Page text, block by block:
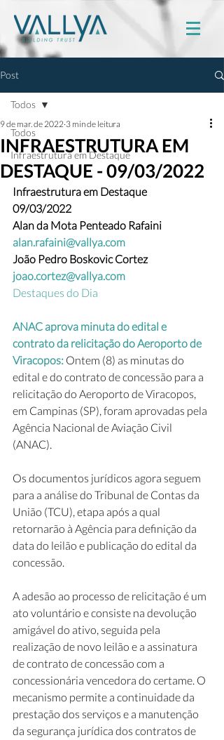
Post
Todos
Infraestrutura em Destaque
Todos
INFRAESTRUTURA EM
DESTAQUE - 09/03/2022
9 de mar. de 2022 3 min de leitura
Infraestrutura em Destaque
09/03/2022
Alan da Mota Penteado Rafaini
alan.rafaini@vallya.com
João Pedro Boskovic Cortez
joao.cortez@vallya.com
Destaques do Dia
ANAC aprova minuta do edital e
contrato da relicitação do Aeroporto de
Viracopos: Ontem (8) as minutas do
edital e do contrato de concessão para a
relicitação do Aeroporto de Viracopos,
em Campinas (SP), foram aprovadas pela
Agência Nacional de Aviação Civil
(ANAC).
Os documentos jurídicos agora seguem
para a análise do Tribunal de Contas da
União (TCU), etapa após a qual
retornarão à Agência para definição da
data do leilão e publicação do edital da
concessão.
A adesão ao processo de relicitação é um
ato voluntário e consiste na devolução
amigável do ativo, seguida pela
realização de novo leilão e a assinatura
de contrato de concessão com a
concessionária vencedora do certame. O
mecanismo permite a continuidade da
prestação dos serviços e a manutenção
da segurança jurídica dos contratos de